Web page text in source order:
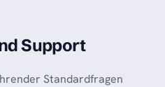
Support
Standardfragen